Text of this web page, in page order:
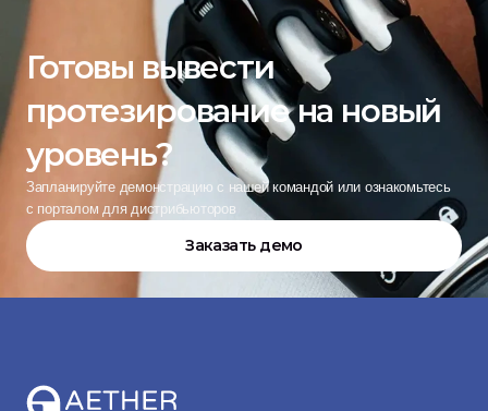
Готовы вывести
протезирование на новый
уровень?
Запланируйте демонстрацию с нашей командой или ознакомьтесь
с порталом для дистрибьюторов
Заказать демо